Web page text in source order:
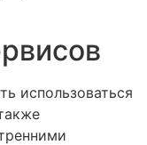
использоваться